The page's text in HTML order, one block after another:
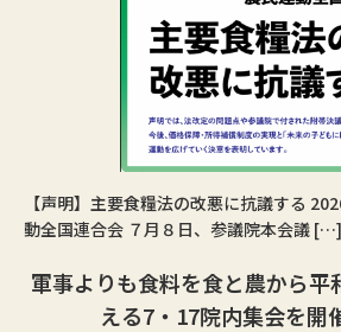
【声明】主要食糧法の改悪に抗議する
動全国連合会 ７月８日、参議院本会議 […]
軍事よりも食料を食と農から平
える7・17院内集会を開